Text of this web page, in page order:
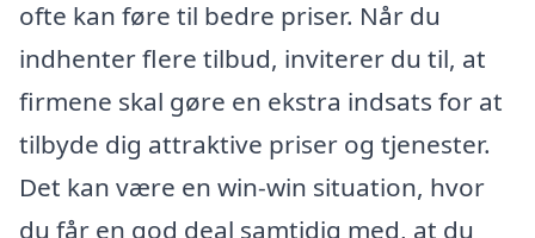
ofte kan føre til bedre priser. Når du
indhenter flere tilbud, inviterer du til, at
firmene skal gøre en ekstra indsats for at
tilbyde dig attraktive priser og tjenester.
Det kan være en win-win situation, hvor
du får en god deal samtidig med, at du